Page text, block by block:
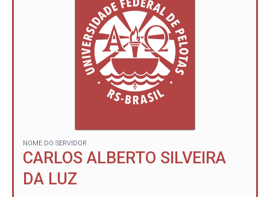
NOME DO SERVIDOR
CARLOS ALBERTO SILVEIRA
DA LUZ